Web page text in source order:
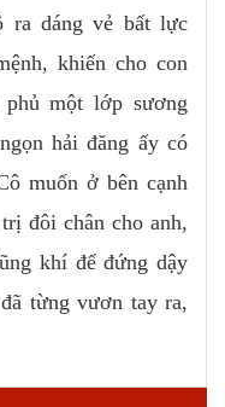
ra dáng vẻ bất lực
khiến cho con
một lớp sương
hải đăng ấy có
muốn ở bên cạnh
đôi chân cho anh,
khí để đứng dậy
từng vươn tay ra,